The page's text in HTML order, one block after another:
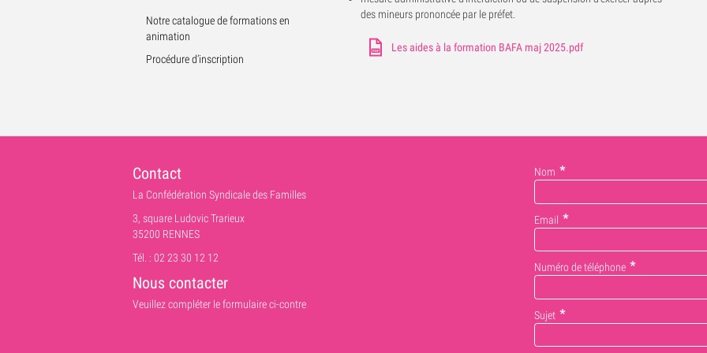
Notre catalogue de formations en
animation
Procédure d’inscription
des mineurs prononcée par le préfet.
Les aides à la formation BAFA maj 2025.pdf
Contact
La Confédération Syndicale des Familles
3, square Ludovic Trarieux
35200 RENNES
Tél. : 02 23 30 12 12
Nous contacter
Veuillez compléter le formulaire ci-contre
Nom
Email
Numéro de téléphone
Sujet